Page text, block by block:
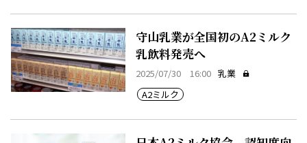
守山乳業が全国初のA2ミルク
乳飲料発売へ
2025/07/30 16:00 乳業
A2ミルク